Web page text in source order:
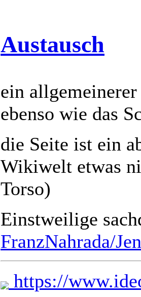
Austausch
ein
ebenso wie das
die Seite ist ein
Wikiwelt etwas
Torso)
Einstweilige
FranzNahrada/
https://